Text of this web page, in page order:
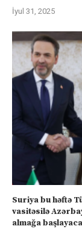
İyul 31, 2025
Suriya bu həftə
vasitəsilə
almağa